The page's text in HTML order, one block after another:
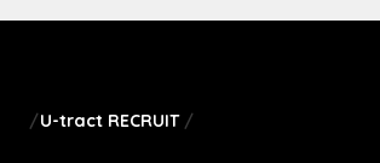
U-tract RECRUIT